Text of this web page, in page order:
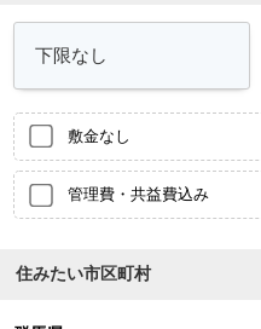
敷金なし
管理費・共益費込み
住みたい市区町村